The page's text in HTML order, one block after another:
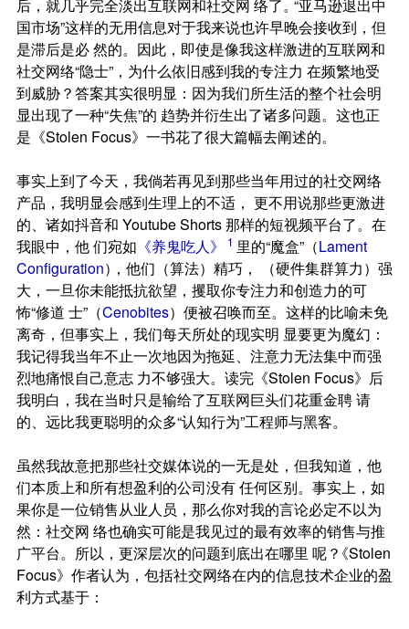
后，就几乎完全淡出互联网和社交网 络了。“亚马逊退出中
国市场”这样的无用信息对于我来说也许早晚会接收到，但
是滞后是必 然的。因此，即使是像我这样激进的互联网和
社交网络“隐士”，为什么依旧感到我的专注力 在频繁地受
到威胁？答案其实很明显：因为我们所生活的整个社会明
显出现了一种“失焦”的 趋势并衍生出了诸多问题。这也正
是《Stolen Focus》一书花了很大篇幅去阐述的。
事实上到了今天，我倘若再见到那些当年用过的社交网络
产品，我明显会感到生理上的不适， 更不用说那些更激进
的、诸如抖音和 Youtube Shorts那样的短视频平台了。在
我眼中，他 们宛如 《养鬼吃人》 1 里的“魔盒”（Lament
Configuration），他们（算法）精巧， （硬件集群算力）强
大，一旦你未能抵抗欲望，攫取你专注力和创造力的可
怖“修道 士”（Cenobites）便被召唤而至。这样的比喻未免
离奇，但事实上，我们每天所处的现实明 显要更为魔幻：
我记得我当年不止一次地因为拖延、注意力无法集中而强
烈地痛恨自己意志 力不够强大。读完《Stolen Focus》后
我明白，我在当时只是输给了互联网巨头们花重金聘 请
的、远比我更聪明的众多“认知行为”工程师与黑客。
虽然我故意把那些社交媒体说的一无是处，但我知道，他
们本质上和所有想盈利的公司没有 任何区别。事实上，如
果你是一位销售从业人员，那么你对我的言论必定不以为
然：社交网 络也确实可能是我见过的最有效率的销售与推
广平台。所以，更深层次的问题到底出在哪里 呢？《Stolen
Focus》作者认为，包括社交网络在内的信息技术企业的盈
利方式基于：